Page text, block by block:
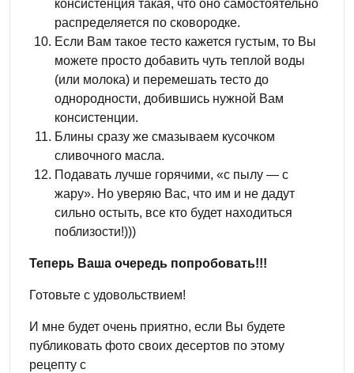
консистенция такая, что оно самостоятельно
распределяется по сковородке.
Если Вам такое тесто кажется густым, то Вы
можете просто добавить чуть теплой воды
(или молока) и перемешать тесто до
однородности, добившись нужной Вам
консистенции.
Блины сразу же смазываем кусочком
сливочного масла.
Подавать лучше горячими, «с пылу — с
жару». Но уверяю Вас, что им и не дадут
сильно остыть, все кто будет находиться
поблизости!)))
Теперь Ваша очередь попробовать!!!
Готовьте с удовольствием!
И мне будет очень приятно, если Вы будете
публиковать фото своих десертов по этому
рецепту с